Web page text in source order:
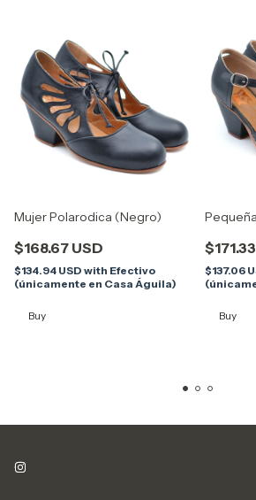
Mujer Polarodica (Negro)
$168.67 USD
$134.94 USD with Efectivo
(únicamente en Casa Águila)
Buy
$137.06
Buy